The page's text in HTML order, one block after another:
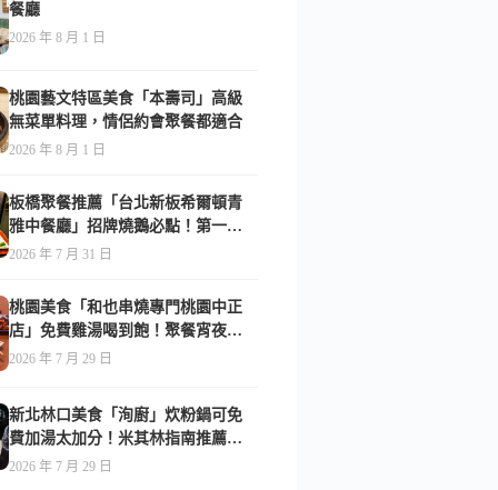
餐廳
2026 年 8 月 1 日
桃園藝文特區美食「本壽司」高級
無菜單料理，情侶約會聚餐都適合
2026 年 8 月 1 日
板橋聚餐推薦「台北新板希爾頓青
雅中餐廳」招牌燒鵝必點！第一次
吃就驚艷-附菜單
2026 年 7 月 31 日
桃園美食「和也串燒專門桃園中正
店」免費雞湯喝到飽！聚餐宵夜首
選-附菜單
2026 年 7 月 29 日
新北林口美食「洵廚」炊粉鍋可免
費加湯太加分！米其林指南推薦美
食-附菜單
2026 年 7 月 29 日